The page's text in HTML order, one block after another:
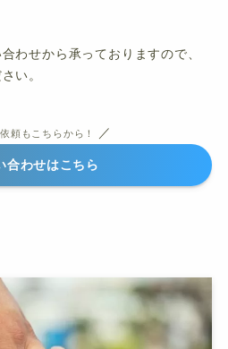
わせから承っておりますので、
い。
頼もこちらから！ ／
合わせはこちら